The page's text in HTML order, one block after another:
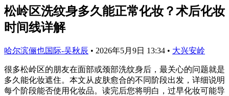
松岭区洗纹身多久能正常化妆？术后化妆
时间线详解
哈尔滨俪也国际-吴秋辰 • 2026年5月9日 13:34 • 大兴安岭
很多松岭区的朋友在面部或颈部洗纹身后，最关心的问题就是
多久能化妆遮住。本文从皮肤愈合的不同阶段出发，详细说明
每个阶段能否使用化妆品。读完后您将明白，过早化妆可能导